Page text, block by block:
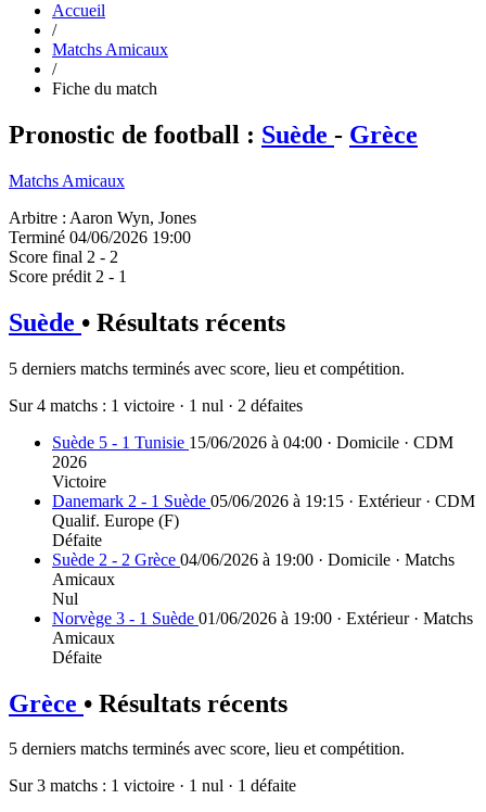
Accueil
/
Matchs Amicaux
/
Fiche du match
Pronostic de football : Suède - Grèce
Matchs Amicaux
Arbitre : Aaron Wyn, Jones
Terminé 04/06/2026 19:00
Score final 2 - 2
Score prédit 2 - 1
Suède • Résultats récents
5 derniers matchs terminés avec score, lieu et compétition.
Sur 4 matchs : 1 victoire · 1 nul · 2 défaites
Suède 5 - 1 Tunisie 15/06/2026 à 04:00 · Domicile · CDM
2026
Victoire
Danemark 2 - 1 Suède 05/06/2026 à 19:15 · Extérieur · CDM
Qualif. Europe (F)
Défaite
Suède 2 - 2 Grèce 04/06/2026 à 19:00 · Domicile · Matchs
Amicaux
Nul
Norvège 3 - 1 Suède 01/06/2026 à 19:00 · Extérieur · Matchs
Amicaux
Défaite
Grèce • Résultats récents
5 derniers matchs terminés avec score, lieu et compétition.
Sur 3 matchs : 1 victoire · 1 nul · 1 défaite